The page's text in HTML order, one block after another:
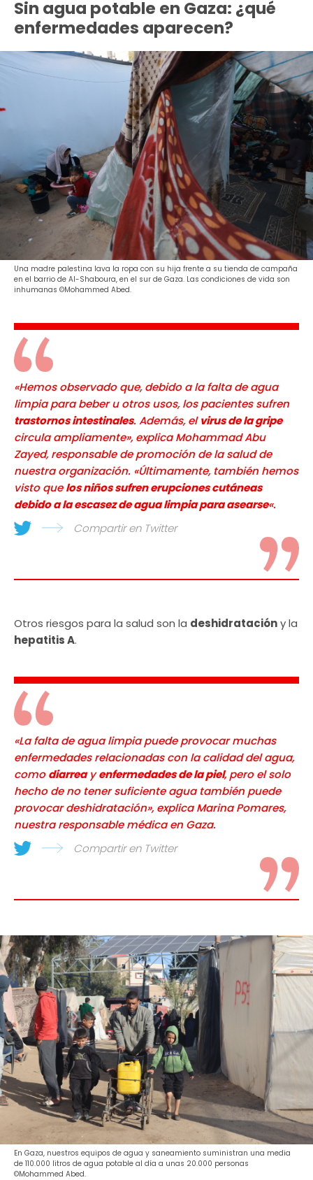
Sin agua potable en Gaza: ¿qué
enfermedades aparecen?
Una madre palestina lava la ropa con su hija frente a su tienda de campaña
en el barrio de Al-Shaboura, en el sur de Gaza. Las condiciones de vida son
inhumanas ©Mohammed Abed.
«Hemos observado que, debido a la falta de agua
limpia para beber u otros usos, los pacientes sufren
trastornos intestinales. Además, elvirus de la gripe
circula ampliamente», explica Mohammad Abu
Zayed, responsable de promoción de la salud de
nuestra organización. «Últimamente, también hemos
visto quelos niños sufren erupciones cutáneas
debido a la escasez de agua limpia para asearse«.
Compartir en Twitter
Otros riesgos para la salud son la deshidratacióny la
hepatitis A.
«La falta de agua limpia puede provocar muchas
enfermedades relacionadas con la calidad del agua,
comodiarreayenfermedades de la piel, pero el solo
hecho de no tener suficiente agua también puede
provocar deshidratación», explica Marina Pomares,
nuestra responsable médica en Gaza.
Compartir en Twitter
En Gaza, nuestros equipos de agua y saneamiento suministran una media
de 110.000 litros de agua potable al día a unas 20.000 personas
©Mohammed Abed.